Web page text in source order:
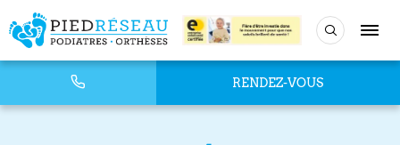
RENDEZ-VOUS